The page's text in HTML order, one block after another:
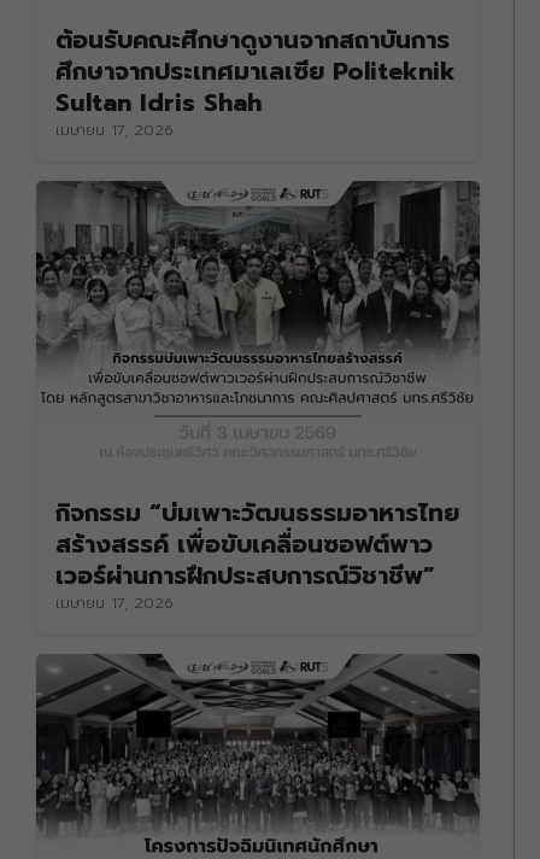
ต้อนรับคณะศึกษาดูงานจากสถาบันการ
ศึกษาจากประเทศมาเลเซีย Politeknik
Sultan Idris Shah
เมษายน 17, 2026
กิจกรรม “บ่มเพาะวัฒนธรรมอาหารไทย
สร้างสรรค์ เพื่อขับเคลื่อนซอฟต์พาว
เวอร์ผ่านการฝึกประสบการณ์วิชาชีพ”
เมษายน 17, 2026